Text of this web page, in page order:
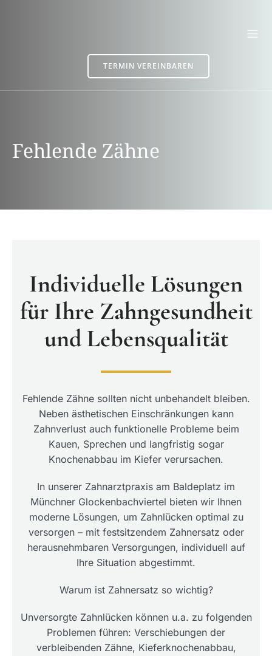
TERMIN VEREINBAREN
Fehlende Zähne
Individuelle Lösungen
für Ihre Zahngesundheit
und Lebensqualität
Fehlende Zähne sollten nicht unbehandelt bleiben.
Neben ästhetischen Einschränkungen kann
Zahnverlust auch funktionelle Probleme beim
Kauen, Sprechen und langfristig sogar
Knochenabbau im Kiefer verursachen.
In unserer Zahnarztpraxis am Baldeplatz im
Münchner Glockenbachviertel bieten wir Ihnen
moderne Lösungen, um Zahnlücken optimal zu
versorgen – mit festsitzendem Zahnersatz oder
herausnehmbaren Versorgungen, individuell auf
Ihre Situation abgestimmt.
Warum ist Zahnersatz so wichtig?
Unversorgte Zahnlücken können u.a. zu folgenden
Problemen führen: Verschiebungen der
verbleibenden Zähne, Kieferknochenabbau,